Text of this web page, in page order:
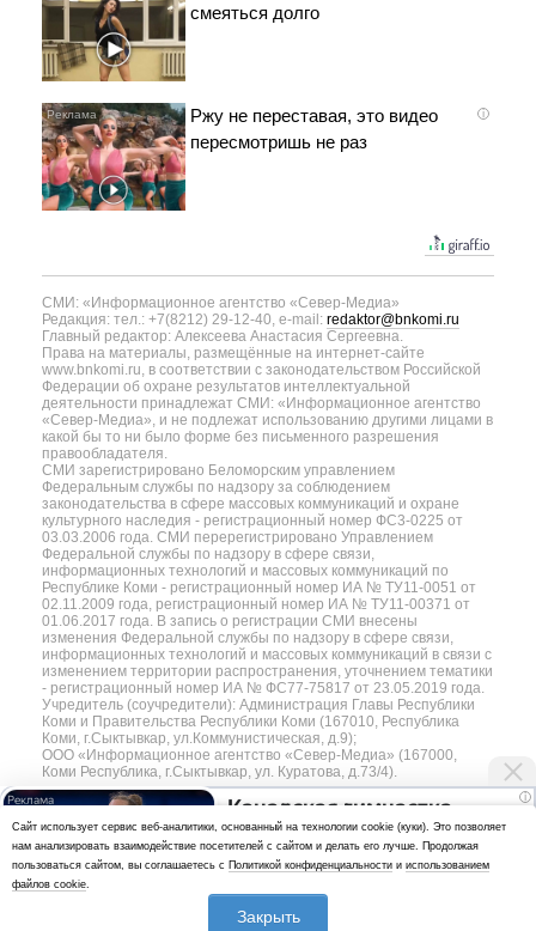
смеяться долго
i
Ржу не переставая, это видео
пересмотришь не раз
СМИ: «Информационное агентство «Север-Медиа»
Редакция: тел.: +7(8212) 29-12-40, e-mail: redaktor@bnkomi.ru
Главный редактор: Алексеева Анастасия Сергеевна.
Права на материалы, размещённые на интернет-сайте
www.bnkomi.ru, в соответствии с законодательством Российской
Федерации об охране результатов интеллектуальной
деятельности принадлежат СМИ: «Информационное агентство
«Север-Медиа», и не подлежат использованию другими лицами в
какой бы то ни было форме без письменного разрешения
правообладателя.
СМИ зарегистрировано Беломорским управлением
Федеральным службы по надзору за соблюдением
законодательства в сфере массовых коммуникаций и охране
культурного наследия - регистрационный номер ФС3-0225 от
03.03.2006 года. СМИ перерегистрировано Управлением
Федеральной службы по надзору в сфере связи,
информационных технологий и массовых коммуникаций по
Республике Коми - регистрационный номер ИА № ТУ11-0051 от
02.11.2009 года, регистрационный номер ИА № ТУ11-00371 от
01.06.2017 года. В запись о регистрации СМИ внесены
изменения Федеральной службы по надзору в сфере связи,
информационных технологий и массовых коммуникаций в связи с
изменением территории распространения, уточнением тематики
- регистрационный номер ИА № ФС77-75817 от 23.05.2019 года.
Учредитель (соучредители): Администрация Главы Республики
Коми и Правительства Республики Коми (167010, Республика
Коми, г.Сыктывкар, ул.Коммунистическая, д.9);
ООО «Информационное агентство «Север-Медиа» (167000,
Коми Республика, г.Сыктывкар, ул. Куратова, д.73/4).
Разработка сайта — web-студия «Цифровой Век»
i
Канадская гимнастка
Беззубенко призналась,
чем ее разочаровала
Политика
конфиденциальности
Использование аналитики и файлов куки
Cайт использует сервис веб-аналитики, основанный на технологии cookie (куки). Это позволяет
нам анализировать взаимодействие посетителей с сайтом и делать его лучше. Продолжая
пользоваться сайтом, вы соглашаетесь с Политикой конфиденциальности и использованием
файлов cookie.
Закрыть